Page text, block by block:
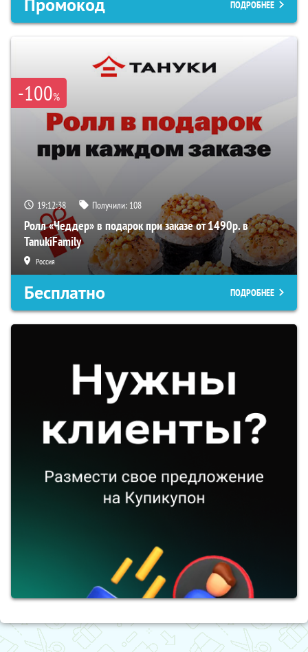
Промокод ПОДРОБНЕЕ
-100%
19:12:37 Получили: 108
Ролл «Чеддер» в подарок при заказе от 1490р. в
TanukiFamily
Россия
Бесплатно ПОДРОБНЕЕ